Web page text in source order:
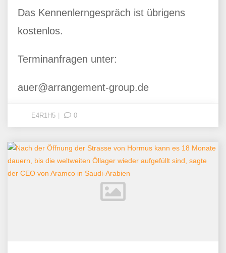
Das Kennenlerngespräch ist übrigens
kostenlos.
Terminanfragen unter:
auer@arrangement-group.de
E4R1H5 0